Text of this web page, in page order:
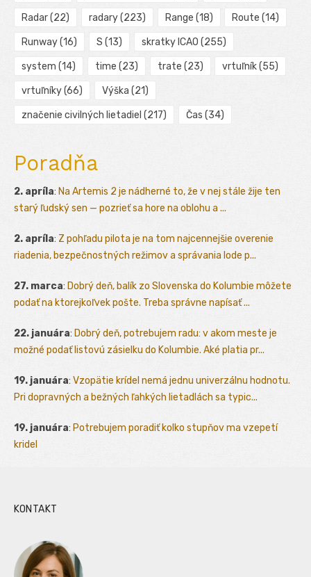
Radar(22) radary(223) Range (18) Route (14)
Runway(16) S (13) skratky ICAO (255)
system (14) time (23) trate (23) vrtuľník(55)
vrtuľníky(66) Výška (21)
značenie civilných lietadiel (217) Čas (34)
Poradňa
2. apríla: Na Artemis 2 je nádherné to, že v nej stále žije ten
starý ľudský sen — pozrieť sa hore na oblohu a ...
2. apríla: Z pohľadu pilota je na tom najcennejšie overenie
riadenia, bezpečnostných režimov a správania lode p...
27. marca: Dobrý deň, balík zo Slovenska do Kolumbie môžete
podať na ktorejkoľvek pošte. Treba správne napísať ...
22. januára: Dobrý deň, potrebujem radu: v akom meste je
možné podať listovú zásielku do Kolumbie. Aké platia pr...
19. januára: Vzopätie krídel nemá jednu univerzálnu hodnotu.
Pri dopravných a bežných ľahkých lietadlách sa typic...
19. januára: Potrebujem poradiť kolko stupňov ma vzepetí
kridel
KONTAKT